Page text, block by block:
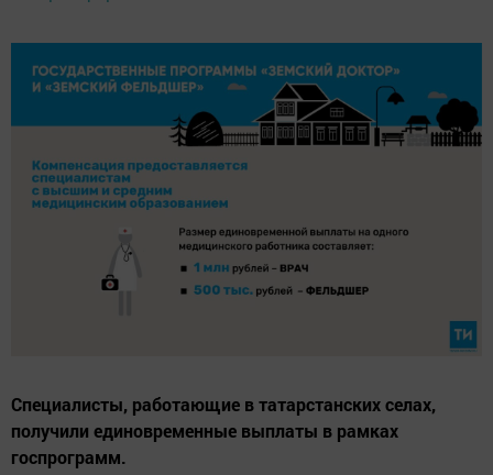
Специалисты, работающие в татарстанских селах,
получили единовременные выплаты в рамках
госпрограмм.